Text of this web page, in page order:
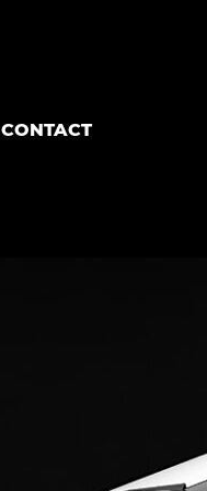
CONTACT